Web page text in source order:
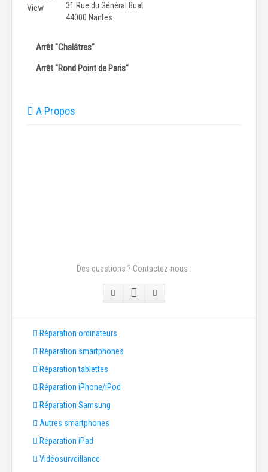
31 Rue du Général Buat
44000 Nantes
Arrêt "Chalâtres"
Arrêt "Rond Point de Paris"
A Propos
Des questions ? Contactez-nous :
Réparation ordinateurs
Réparation smartphones
Réparation tablettes
Réparation iPhone/iPod
Réparation Samsung
Autres smartphones
Réparation iPad
Vidéosurveillance